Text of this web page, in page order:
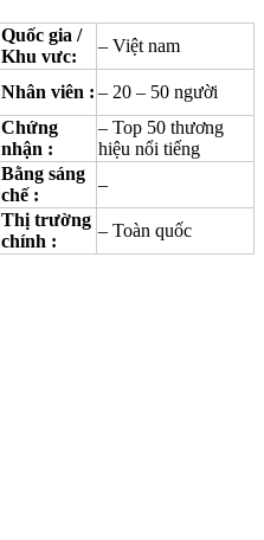
Quốc gia /
Khu vưc:
– Việt nam
Nhân viên : – 20 – 50 người
Chứng
nhận :
– Top 50 thương
hiệu nổi tiếng
Bằng sáng
chế :
–
Thị trường
chính :
– Toàn quốc